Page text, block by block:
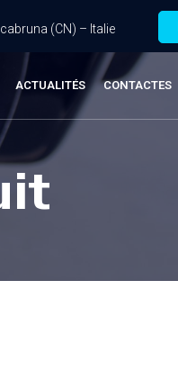
(CN) – Italie
ACTUALITÉS CONTACTES